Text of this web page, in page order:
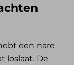
een nare
loslaat. De